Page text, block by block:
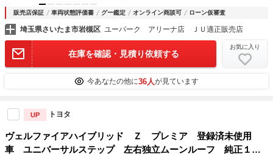
販売店保証 車両状態評価書 グー鑑定 オンライン商談可 ローン仮審査
埼玉県さいたま市岩槻区 ユーパーク アリーナ店 ＪＵ適正販売店
在庫を確認・見積り依頼する
お気に入り
今あなたの他に36人が見ています
UP トヨタ
ヴェルファイアハイブリッド Ｚ プレミア 登録済未使用
車 ユニバーサルステップ 左右独立ムーンルーフ 純正１４